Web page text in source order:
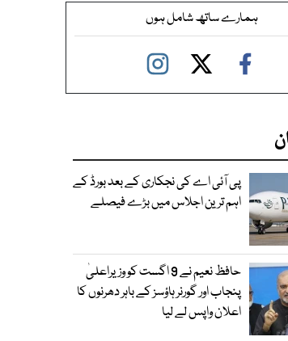
ہمارے ساتھ شامل ہوں
پی آئی اے کی نجکاری کے بعد بورڈ کے
اہم ترین اجلاس میں بڑے فیصلے
حافظ نعیم نے 9 اگست کو وزیراعلیٰ
پنجاب اور گورنر ہاؤسز کے باہر دھرنوں کا
اعلان واپس لے لیا